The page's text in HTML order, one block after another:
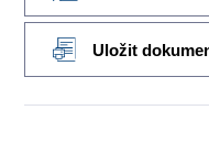
Uložit